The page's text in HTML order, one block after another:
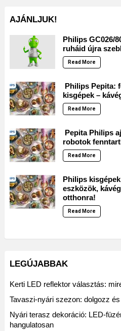
AJÁNLJUK!
Philips GC026/
ruháid újra
Read More
Philips Pepita:
kisgépek –
Read More
Pepita Philips
robotok
Read More
Philips
eszközök,
otthonra!
Read More
LEGÚJABBAK
Kerti LED reflektor választás:
Tavaszi-nyári szezon: dolgozz
Nyári terasz dekoráció: LED-
hangulatosan